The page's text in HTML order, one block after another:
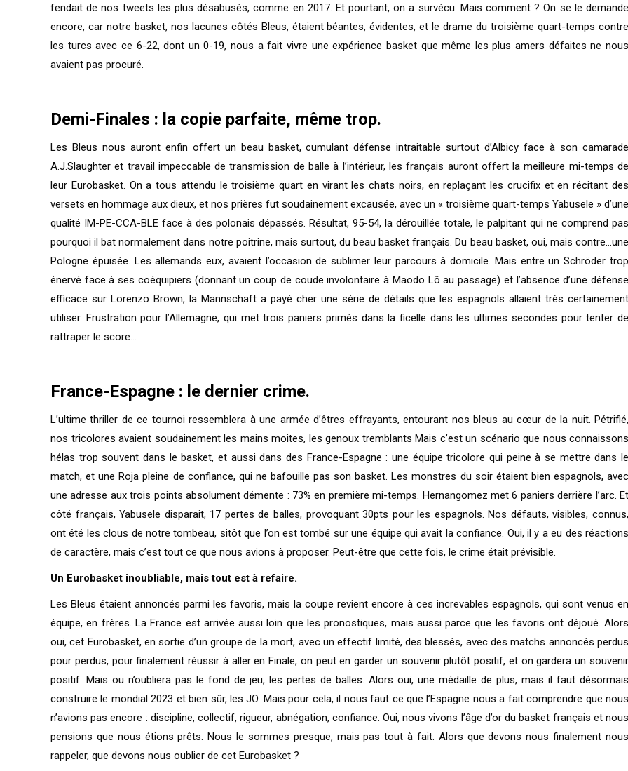
fendait de nos tweets les plus désabusés, comme en 2017. Et pourtant, on a survécu. Mais comment ? On se le demande
encore, car notre basket, nos lacunes côtés Bleus, étaient béantes, évidentes, et le drame du troisième quart-temps contre
les turcs avec ce 6-22, dont un 0-19, nous a fait vivre une expérience basket que même les plus amers défaites ne nous
avaient pas procuré.
Demi-Finales : la copie parfaite, même trop.
Les Bleus nous auront enfin offert un beau basket, cumulant défense intraitable surtout d’Albicy face à son camarade
A.J.Slaughter et travail impeccable de transmission de balle à l’intérieur, les français auront offert la meilleure mi-temps de
leur Eurobasket. On a tous attendu le troisième quart en virant les chats noirs, en replaçant les crucifix et en récitant des
versets en hommage aux dieux, et nos prières fut soudainement excausée, avec un « troisième quart-temps Yabusele » d’une
qualité IM-PE-CCA-BLE face à des polonais dépassés. Résultat, 95-54, la dérouillée totale, le palpitant qui ne comprend pas
pourquoi il bat normalement dans notre poitrine, mais surtout, du beau basket français. Du beau basket, oui, mais contre…une
Pologne épuisée. Les allemands eux, avaient l’occasion de sublimer leur parcours à domicile. Mais entre un Schröder trop
énervé face à ses coéquipiers (donnant un coup de coude involontaire à Maodo Lô au passage) et l’absence d’une défense
efficace sur Lorenzo Brown, la Mannschaft a payé cher une série de détails que les espagnols allaient très certainement
utiliser. Frustration pour l’Allemagne, qui met trois paniers primés dans la ficelle dans les ultimes secondes pour tenter de
rattraper le score…
France-Espagne : le dernier crime.
L’ultime thriller de ce tournoi ressemblera à une armée d’êtres effrayants, entourant nos bleus au cœur de la nuit. Pétrifié,
nos tricolores avaient soudainement les mains moites, les genoux tremblants Mais c’est un scénario que nous connaissons
hélas trop souvent dans le basket, et aussi dans des France-Espagne : une équipe tricolore qui peine à se mettre dans le
match, et une Roja pleine de confiance, qui ne bafouille pas son basket. Les monstres du soir étaient bien espagnols, avec
une adresse aux trois points absolument démente : 73% en première mi-temps. Hernangomez met 6 paniers derrière l’arc. Et
côté français, Yabusele disparait, 17 pertes de balles, provoquant 30pts pour les espagnols. Nos défauts, visibles, connus,
ont été les clous de notre tombeau, sitôt que l’on est tombé sur une équipe qui avait la confiance. Oui, il y a eu des réactions
de caractère, mais c’est tout ce que nous avions à proposer. Peut-être que cette fois, le crime était prévisible.
Un Eurobasket inoubliable, mais tout est à refaire.
Les Bleus étaient annoncés parmi les favoris, mais la coupe revient encore à ces increvables espagnols, qui sont venus en
équipe, en frères. La France est arrivée aussi loin que les pronostiques, mais aussi parce que les favoris ont déjoué. Alors
oui, cet Eurobasket, en sortie d’un groupe de la mort, avec un effectif limité, des blessés, avec des matchs annoncés perdus
pour perdus, pour finalement réussir à aller en Finale, on peut en garder un souvenir plutôt positif, et on gardera un souvenir
positif. Mais ou n’oubliera pas le fond de jeu, les pertes de balles. Alors oui, une médaille de plus, mais il faut désormais
construire le mondial 2023 et bien sûr, les JO. Mais pour cela, il nous faut ce que l’Espagne nous a fait comprendre que nous
n’avions pas encore : discipline, collectif, rigueur, abnégation, confiance. Oui, nous vivons l’âge d’or du basket français et nous
pensions que nous étions prêts. Nous le sommes presque, mais pas tout à fait. Alors que devons nous finalement nous
rappeler, que devons nous oublier de cet Eurobasket ?